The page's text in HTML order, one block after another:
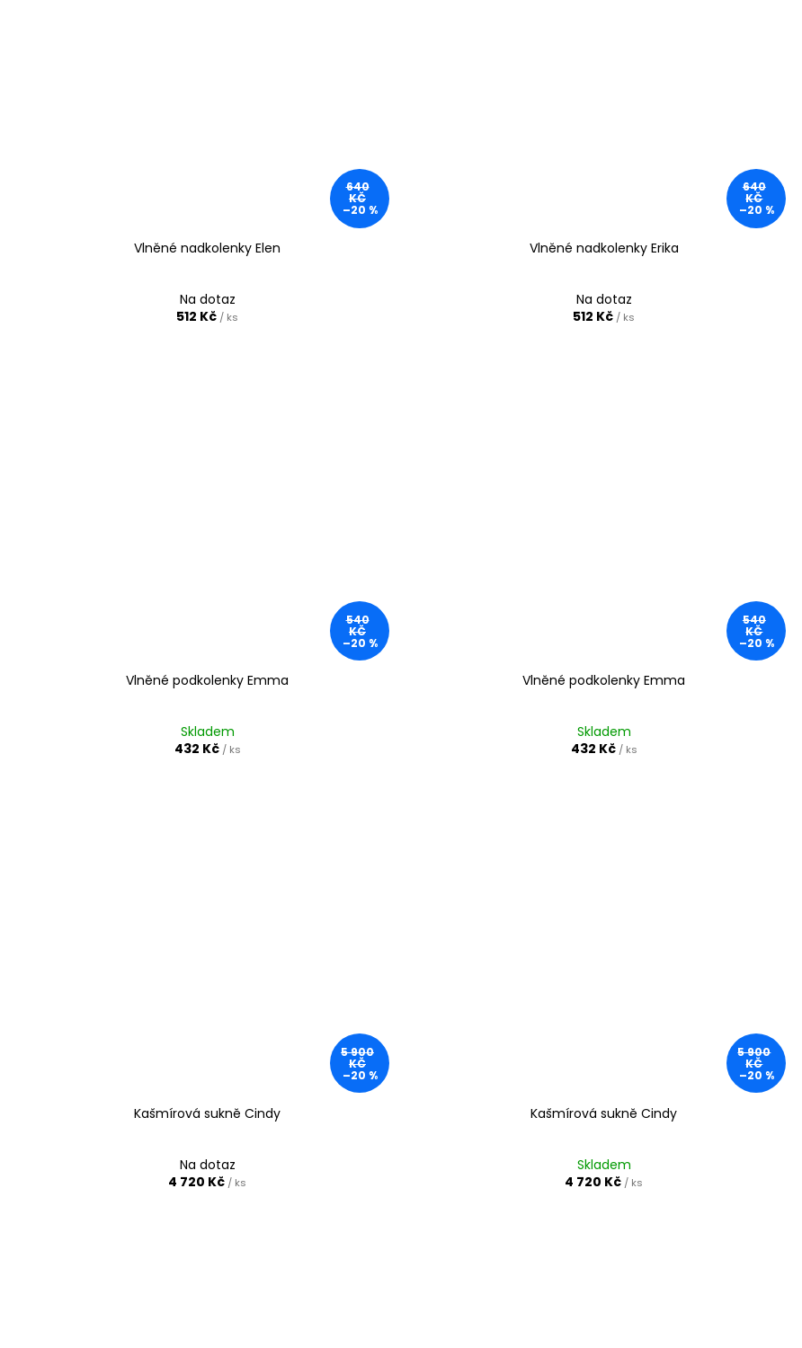
640
KČ
–20 %
Vlněné nadkolenky Elen
Na dotaz
512 Kč / ks
640
KČ
–20 %
Vlněné nadkolenky Erika
Na dotaz
512 Kč / ks
540
KČ
–20 %
Vlněné podkolenky Emma
Skladem
432 Kč / ks
540
KČ
–20 %
Vlněné podkolenky Emma
Skladem
432 Kč / ks
5 900
KČ
–20 %
Kašmírová sukně Cindy
Na dotaz
4 720 Kč / ks
5 900
KČ
–20 %
Kašmírová sukně Cindy
Skladem
4 720 Kč / ks